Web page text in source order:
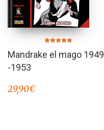
5.00
de 5
Mandrake el mago 1949
-1953
29,90€